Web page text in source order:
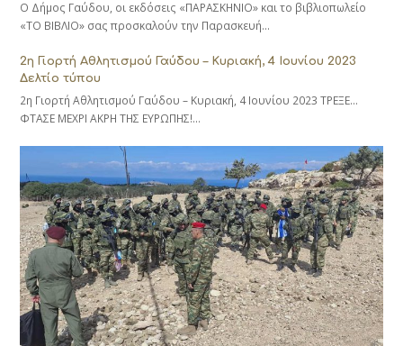
Ο Δήμος Γαύδου, οι εκδόσεις «ΠΑΡΑΣΚΗΝΙΟ» και το βιβλιοπωλείο
«ΤΟ ΒΙΒΛΙΟ» σας προσκαλούν την Παρασκευή…
2η Γιορτή Αθλητισμού Γαύδου – Κυριακή, 4 Ιουνίου 2023
Δελτίο τύπου
2η Γιορτή Αθλητισμού Γαύδου – Κυριακή, 4 Ιουνίου 2023 ΤΡΕΞΕ…
ΦΤΑΣΕ ΜΕΧΡΙ ΑΚΡΗ ΤΗΣ ΕΥΡΩΠΗΣ!…